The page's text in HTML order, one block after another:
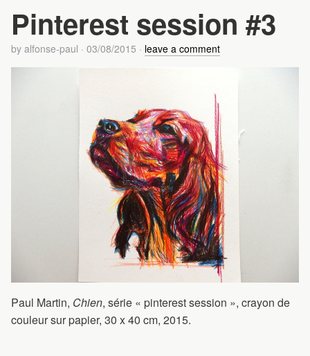
Pinterest session #3
by alfonse-paul · 03/08/2015 · leave a comment
Paul Martin, Chien, série « pinterest session », crayon de
couleur sur papier, 30 x 40 cm, 2015.